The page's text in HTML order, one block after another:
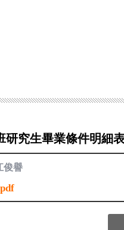
研究生畢業條件明細
俊譽